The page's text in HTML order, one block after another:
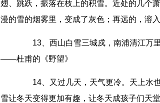
翅、跳跃，振落在枝上的积雪。近处的几个
漫的雪的烟雾里，变成了灰色；再远的，溶
13、西山白雪三城戍，南浦清江万里
——杜甫的《野望》
14、又过几天，天气更冷。天上水也
雪让冬天变得更加有趣，让冬天成孩子们天